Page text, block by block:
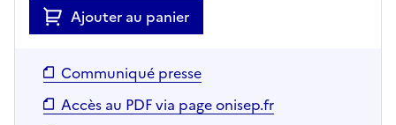
Ajouter au panier
Communiqué presse
Accès au PDF via page onisep.fr